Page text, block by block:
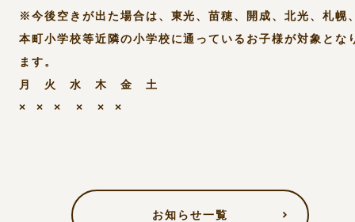
※今後空きが出た場合は、東光、苗穂、開成、北光、札幌
本町小学校等近隣の小学校に通っているお子様が対象とな
ます。
月 火 水 木 金 土
× × × × × ×
お知らせ一覧